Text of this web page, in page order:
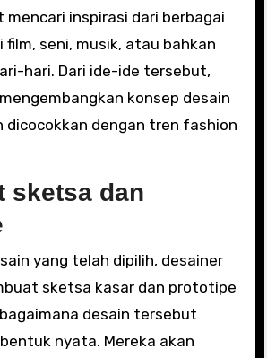
mencari inspirasi dari berbagai
film, seni, musik, atau bahkan
hari. Dari ide-ide tersebut,
konsep desain
dicocokkan dengan tren fashion
sketsa dan
yang telah dipilih, desainer
sketsa kasar dan prototipe
desain tersebut
nyata. Mereka akan